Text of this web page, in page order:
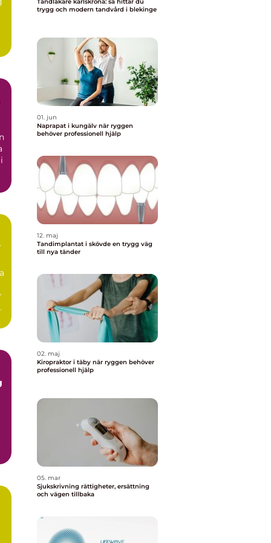
trygg och modern tandvård i blekinge
01. jun
Naprapat i kungälv när ryggen
behöver professionell hjälp
12. maj
Tandimplantat i skövde en trygg väg
till nya tänder
02. maj
Kiropraktor i täby när ryggen behöver
professionell hjälp
05. mar
Sjukskrivning rättigheter, ersättning
och vägen tillbaka